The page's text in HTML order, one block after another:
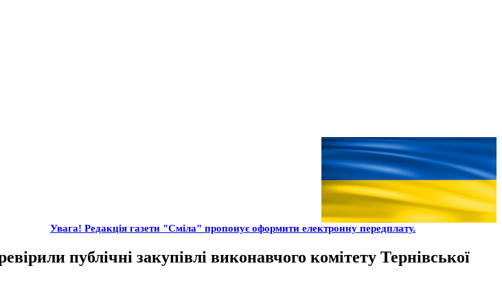
Увага! Редакція газети "Сміла" пропонує оформити електронну передплату.
публічні закупівлі виконавчого комітету Тернівської